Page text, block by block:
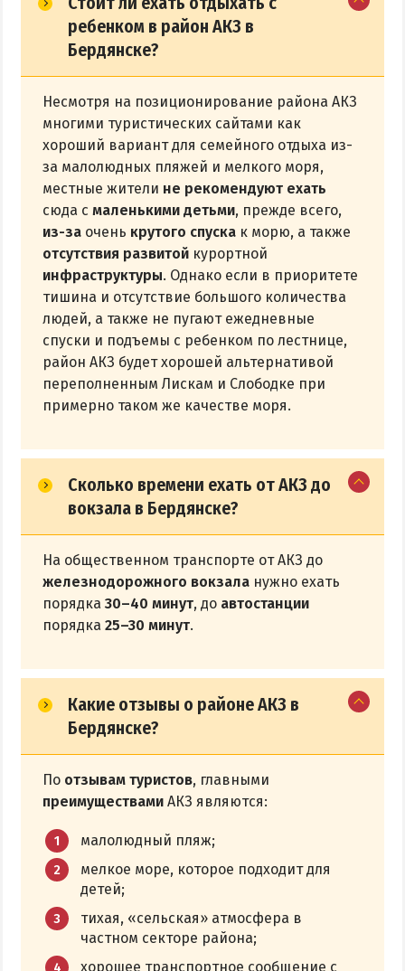
ребенком в район АКЗ в
Бердянске?
Несмотря на позиционирование района АКЗ
многими туристических сайтами как
хороший вариант для семейного отдыха из-
за малолюдных пляжей и мелкого моря,
местные жители не рекомендуют ехать
сюда с маленькими детьми, прежде всего,
из-за очень крутого спуска к морю, а также
отсутствия развитой курортной
инфраструктуры. Однако если в приоритете
тишина и отсутствие большого количества
людей, а также не пугают ежедневные
спуски и подъемы с ребенком по лестнице,
район АКЗ будет хорошей альтернативой
переполненным Лискам и Слободке при
примерно таком же качестве моря.
Сколько времени ехать от АКЗ до
вокзала в Бердянске?
На общественном транспорте от АКЗ до
железнодорожного вокзала нужно ехать
порядка 30–40 минут, до автостанции
порядка 25–30 минут.
Какие отзывы о районе АКЗ в
Бердянске?
По отзывам туристов, главными
преимуществами АКЗ являются:
малолюдный пляж;
мелкое море, которое подходит для
детей;
тихая, «сельская» атмосфера в
частном секторе района;
хорошее транспортное сообщение с